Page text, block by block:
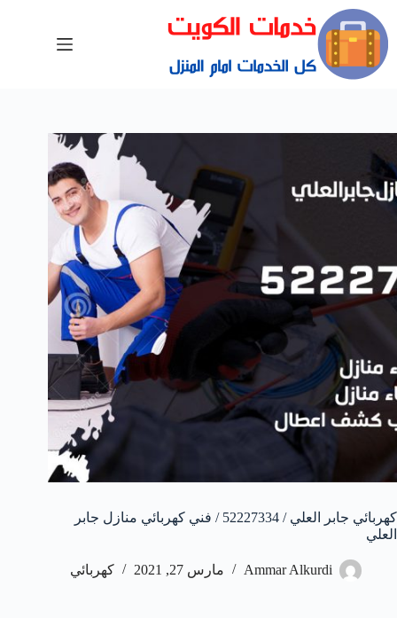
كهربائي جابر العلي / 52227334 / فني كهربائي منازل جابر
العلي
Ammar Alkurdi مارس 27, 2021 كهربائي